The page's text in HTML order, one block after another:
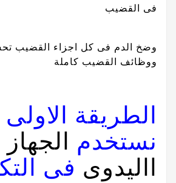
فى القضيب
وضخ الدم فى كل اجزاء القضيب
ووظائف القضيب كاملة
الطريقة
نستخدم الجهاز
االيدوى فى